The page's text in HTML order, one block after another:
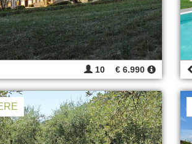
10 € 6.990